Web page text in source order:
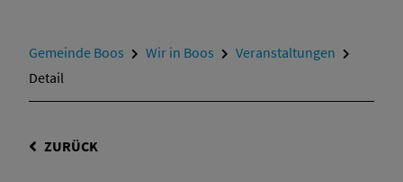
Gemeinde Boos Wir in Boos
Veranstaltungen
Detail
ZURÜCK